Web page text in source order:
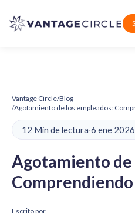
Vantage Circle/Blog
/Agotamiento de los empleados:
12 Min de lectura·6 ene 2026
Agotamiento de
Escrito por